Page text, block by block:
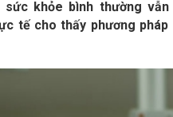
sức khỏe bình thường
tế cho thấy phương